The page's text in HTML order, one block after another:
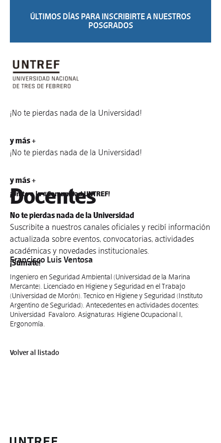
ÚLTIMOS DÍAS PARA INSCRIBIRTE A NUESTROS
POSGRADOS
¡No te pierdas nada de la Universidad!
y más +
¡No te pierdas nada de la Universidad!
y más +
¡Unite a la #Comunidad UNTREF!
No te pierdas nada de la Universidad
Suscribite a nuestros canales oficiales y recibí información
actualizada sobre eventos, convocatorias, actividades
académicas y novedades institucionales.
¡Sumate!
Docentes
Francisco Luis Ventosa
Ingeniero en Seguridad Ambiental (Universidad de la Marina
Mercante). Licenciado en Higiene y Seguridad en el Trabajo
(Universidad de Morón). Tecnico en Higiene y Seguridad (Instituto
Argentino de Seguridad). Antecedentes en actividades docentes:
Universidad Favaloro. Asignaturas: Higiene Ocupacional I,
Ergonomía.
Volver al listado